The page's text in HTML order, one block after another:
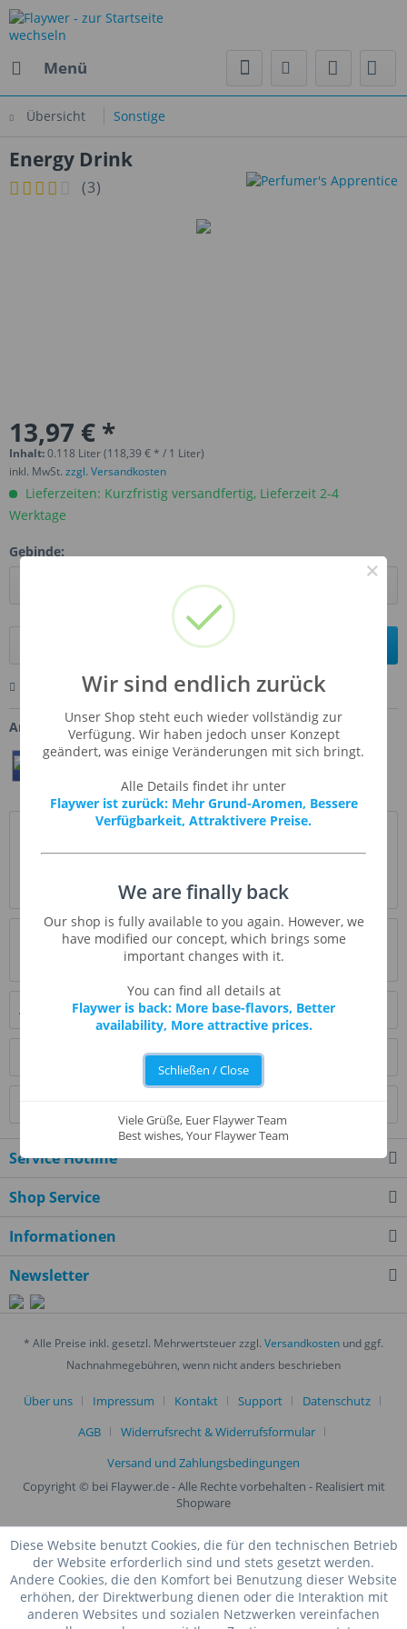
Menü
Übersicht Sonstige
Energy Drink
(3)
13,97 € *
Inhalt:0.118 Liter (118,39 € * / 1 Liter)
inkl. MwSt. zzgl. Versandkosten
Lieferzeiten: Kurzfristig versandfertig, Lieferzeit 2-4
Werktage
Gebinde:
In den
Bewerten Fragen zum Artikel
Artikel-Nr.: TFA-ENEDRI
Beschreibung
Energy Drink ist dem berühmten Soft-Drink
Bewertungen
3
Bewertungen lesen, schreiben und diskutieren...
Ähnliche Artikel
Kunden kauften auch
Service Hotline
Shop Service
Informationen
Newsletter
* Alle Preise inkl. gesetzl. Mehrwertsteuer zzgl. Versandkosten und ggf.
Nachnahmegebühren, wenn nicht anders beschrieben
Über uns Impressum Kontakt Support
Datenschutz
AGB
Widerrufsrecht & Widerrufsformular
Versand und Zahlungsbedingungen
Copyright © bei Flaywer.de - Alle Rechte vorbehalten - Realisiert mit
Shopware
Diese Website benutzt Cookies, die für den technischen Betrieb
der Website erforderlich sind und stets gesetzt werden.
Andere Cookies, die den Komfort bei Benutzung dieser Website
erhöhen, der Direktwerbung dienen oder die Interaktion mit
anderen Websites und sozialen Netzwerken vereinfachen
×
Wir sind endlich zurück
Unser Shop steht euch wieder vollständig zur
Verfügung. Wir haben jedoch unser Konzept
geändert, was einige Veränderungen mit sich bringt.
Alle Details findet ihr unter
Flaywer ist zurück: Mehr Grund-Aromen, Bessere
Verfügbarkeit, Attraktivere Preise.
We are finally back
Our shop is fully available to you again. However, we
have modified our concept, which brings some
important changes with it.
You can find all details at
Flaywer is back: More base-flavors, Better
availability, More attractive prices.
Schließen / Close
Viele Grüße, Euer Flaywer Team
Best wishes, Your Flaywer Team